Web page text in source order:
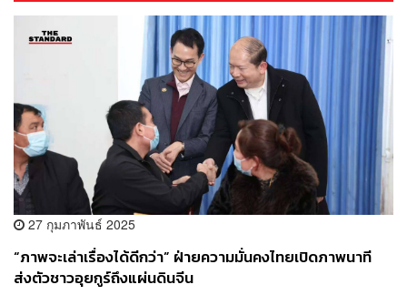
27 กุมภาพันธ์ 2025
“ภาพจะเล่าเรื่องได้ดีกว่า” ฝ่ายความมั่นคงไทยเปิดภาพนาที
ส่งตัวชาวอุยกูร์ถึงแผ่นดินจีน